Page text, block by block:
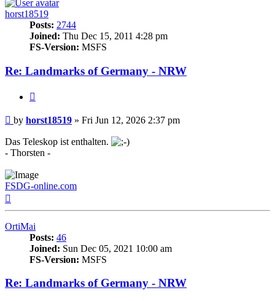
horst18519
Posts: 2744
Joined: Thu Dec 15, 2011 4:28 pm
FS-Version: MSFS
Re: Landmarks of Germany - NRW
Post
by horst18519 » Fri Jun 12, 2026 2:37 pm
Das Teleskop ist enthalten.
- Thorsten -
FSDG-online.com
OrtiMai
Posts: 46
Joined: Sun Dec 05, 2021 10:00 am
FS-Version: MSFS
Re: Landmarks of Germany - NRW